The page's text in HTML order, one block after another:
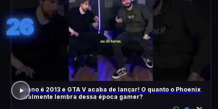
26
O ano é 2013 e GTA V acaba de lançar! O quanto o Phoenix
realmente lembra dessa época gamer?